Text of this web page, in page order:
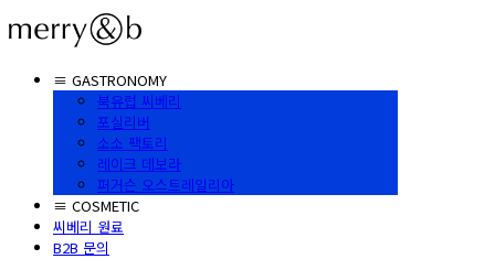
≡ GASTRONOMY
북유럽 씨베리
포실리버
소소 팩토리
레이크 데보라
퍼거슨 오스트레일리아
≡ COSMETIC
씨베리 원료
B2B 문의